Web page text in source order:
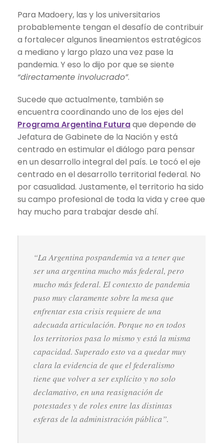
Para Madoery, las y los universitarios
probablemente tengan el desafío de contribuir
a fortalecer algunos lineamientos estratégicos
a mediano y largo plazo una vez pase la
pandemia. Y eso lo dijo por que se siente
“directamente involucrado”.
Sucede que actualmente, también se
encuentra coordinando uno de los ejes del
Programa Argentina Futuraque depende de
Jefatura de Gabinete de la Nación y está
centrado en estimular el diálogo para pensar
en un desarrollo integral del país. Le tocó el eje
centrado en el desarrollo territorial federal. No
por casualidad. Justamente, el territorio ha sido
su campo profesional de toda la vida y cree que
hay mucho para trabajar desde ahí.
“La Argentina pospandemia va a tener que
ser una argentina mucho más federal, pero
mucho más federal. El contexto de pandemia
puso muy claramente sobre la mesa que
enfrentar esta crisis requiere de una
adecuada articulación. Porque no en todos
los territorios pasa lo mismo y está la misma
capacidad. Superado esto va a quedar muy
clara la evidencia de que el federalismo
tiene que volver a ser explícito y no solo
declamativo, en una reasignación de
potestades y de roles entre las distintas
esferas de la administración pública”.